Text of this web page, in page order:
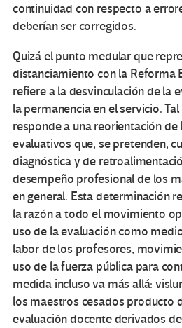
continuidad con respecto a
deberían ser corregidos.
Quizá el punto medular que
distanciamiento con la Reforma
refiere a la desvinculación de la
la permanencia en el servicio.
responde a una reorientación de
evaluativos que, se pretenden,
diagnóstica y de
desempeño profesional de los
en general. Esta determinación
la razón a todo el movimiento
uso de la evaluación como
labor de los profesores,
uso de la fuerza pública para
medida incluso va más allá:
los maestros cesados producto
evaluación docente derivados